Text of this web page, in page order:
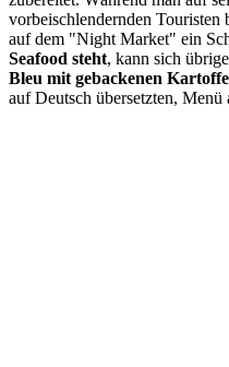
vorbeischlendernden Touristen
auf dem "Night Market" ein
Seafood steht, kann sich
Bleu mit gebackenen
auf Deutsch übersetzten, Menü